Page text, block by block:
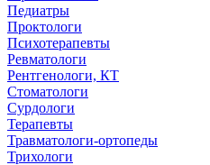
Педиатры
Проктологи
Психотерапевты
Ревматологи
Рентгенологи, КТ
Стоматологи
Сурдологи
Терапевты
Травматологи-ортопеды
Трихологи